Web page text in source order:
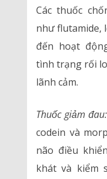
Các thuốc
như flutamide,
đến hoạt
tình trạng rối
lãnh cảm.
Thuốc giảm
codein và
não điều
khát và kiểm